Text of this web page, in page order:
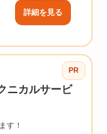
詳細を見る
PR
ニカルサービ
す！